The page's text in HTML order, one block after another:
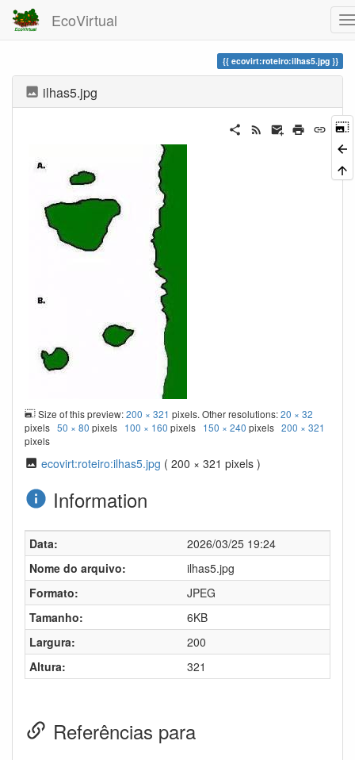
EcoVirtual
ecovirt:roteiro:ilhas5.jpg
ilhas5.jpg
Size of this preview:200 × 321 pixels. Other resolutions:20 × 32
pixels 50 × 80 pixels 100 × 160 pixels 150 × 240 pixels 200 × 321
pixels
ecovirt:roteiro:ilhas5.jpg ( 200 × 321 pixels )
Information
Data:
2026/03/25 19:24
Nome do arquivo:
ilhas5.jpg
Formato:
JPEG
Tamanho:
6KB
Largura:
200
Altura:
321
Referências para